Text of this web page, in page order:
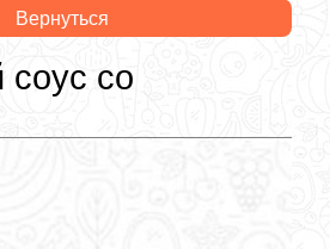
Вернуться
соус со